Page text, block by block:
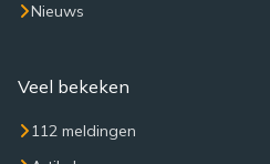
Nieuws
Veel bekeken
112 meldingen